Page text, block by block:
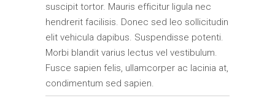
suscipit tortor. Mauris efficitur ligula nec
hendrerit facilisis. Donec sed leo sollicitudin
elit vehicula dapibus. Suspendisse potenti.
Morbi blandit varius lectus vel vestibulum.
Fusce sapien felis, ullamcorper ac lacinia at,
condimentum sed sapien.